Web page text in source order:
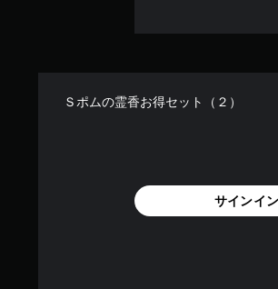
Ｓポムの霊香お得セット（２）
サインイ